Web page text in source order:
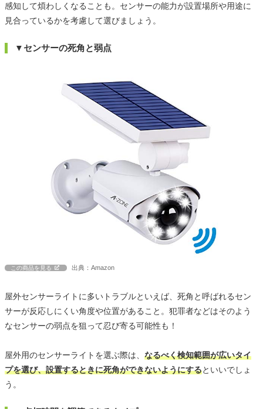
感知して煩わしくなることも。センサーの能力が設置場所や用途に
見合っているかを考慮して選びましょう。
▼センサーの死角と弱点
この商品を見る 出典：Amazon
屋外センサーライトに多いトラブルといえば、死角と呼ばれるセン
サーが反応しにくい角度や位置があること。犯罪者などはそのよう
なセンサーの弱点を狙って忍び寄る可能性も！
屋外用のセンサーライトを選ぶ際は、 なるべく検知範囲が広いタイ
プを選び、設置するときに死角ができないようにするといいでしょ
う。